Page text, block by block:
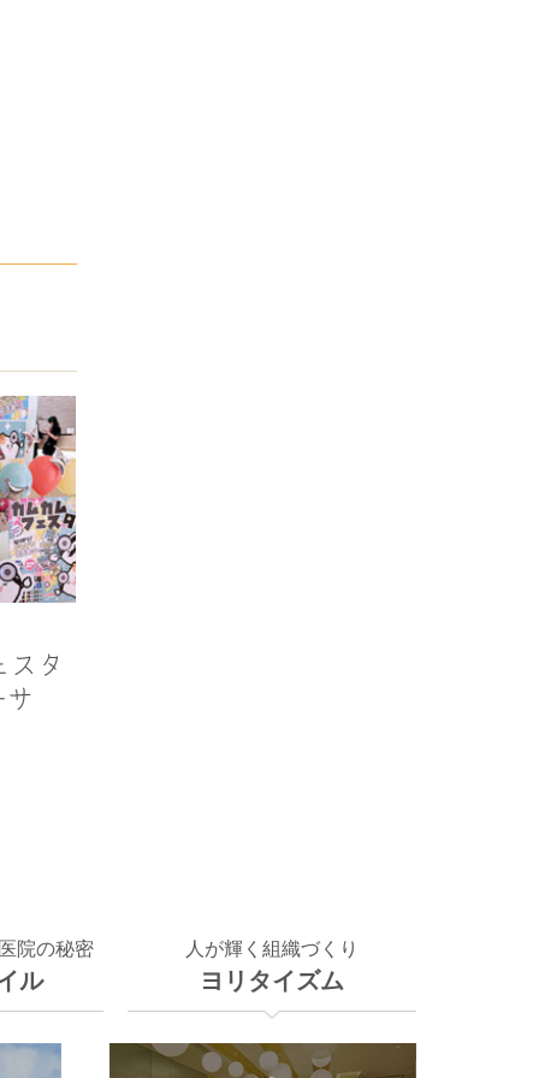
タ
院の秘密
ル
人が輝く組織づくり
ヨリタイズム